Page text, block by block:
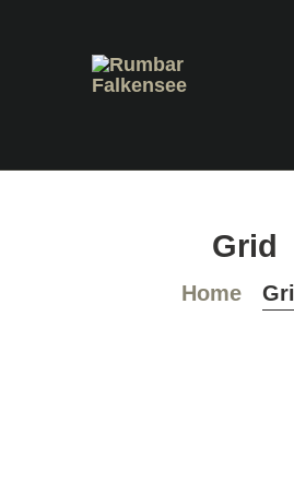
Grid
Home
Rumbar
COCKTAILKARTE